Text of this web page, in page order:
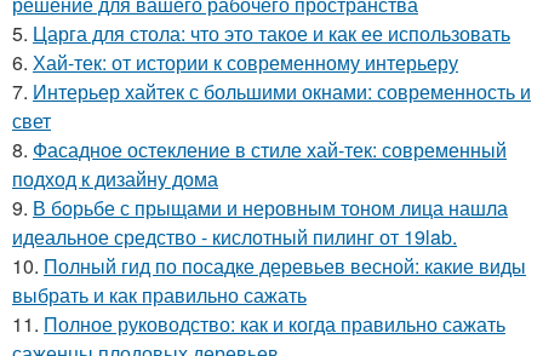
5. Царга для стола: что это такое и как ее использовать
6. Хай-тек: от истории к современному интерьеру
7. Интерьер хайтек с большими окнами: современность и
свет
8. Фасадное остекление в стиле хай-тек: современный
подход к дизайну дома
9. В борьбе с прыщами и неровным тоном лица нашла
идеальное средство - кислотный пилинг от 19lab.
10. Полный гид по посадке деревьев весной: какие виды
выбрать и как правильно сажать
11. Полное руководство: как и когда правильно сажать